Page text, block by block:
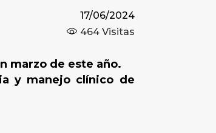
17/06/2024
464Visitas
marzo de este año.
y manejo clínico de